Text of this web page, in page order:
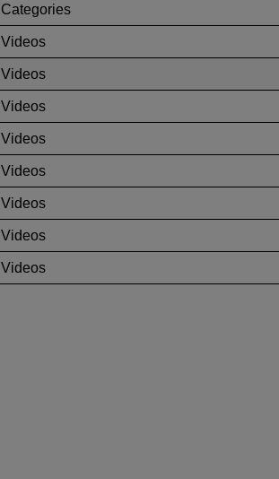
Categories
Videos
Videos
Videos
Videos
Videos
Videos
Videos
Videos